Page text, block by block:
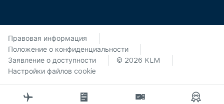
Правовая информация
Положение о конфиденциальности
Заявление о доступности
© 2026 KLM
Настройки файлов cookie